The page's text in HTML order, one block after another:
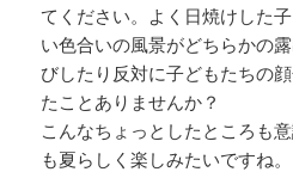
てください。よく日焼けした
い色合いの風景がどちらかの
びしたり反対に子どもたちの
たことありませんか？
こんなちょっとしたところも
も夏らしく楽しみたいですね。